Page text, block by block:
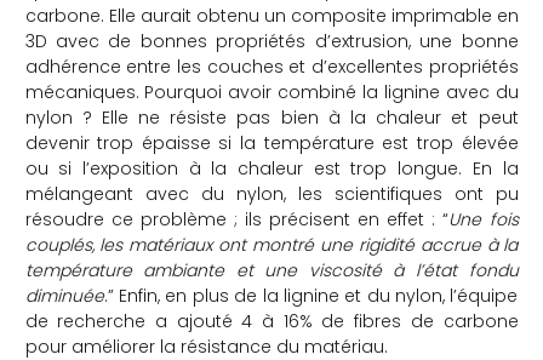
carbone. Elle aurait obtenu un composite imprimable en
3D avec de bonnes propriétés d’extrusion, une bonne
adhérence entre les couches et d’excellentes propriétés
mécaniques. Pourquoi avoir combiné la lignine avec du
nylon ? Elle ne résiste pas bien à la chaleur et peut
devenir trop épaisse si la température est trop élevée
ou si l’exposition à la chaleur est trop longue. En la
mélangeant avec du nylon, les scientifiques ont pu
résoudre ce problème ; ils précisent en effet : “Une fois
couplés, les matériaux ont montré une rigidité accrue à la
température ambiante et une viscosité à l’état fondu
diminuée.” Enfin, en plus de la lignine et du nylon, l’équipe
de recherche a ajouté 4 à 16% de fibres de carbone
pour améliorer la résistance du matériau.